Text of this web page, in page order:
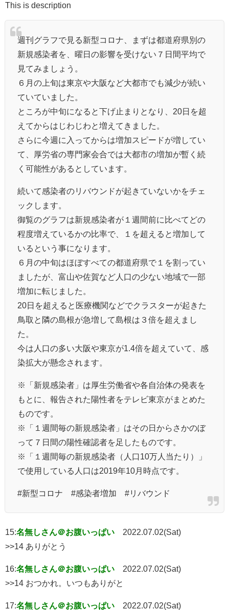
This is description
週刊グラフで見る新型コロナ、まずは都道府県別の
新規感染者を、曜日の影響を受けない７日間平均で
見てみましょう。
６月の上旬は東京や大阪など大都市でも減少が続い
ていていました。
ところが中旬になると下げ止まりとなり、20日を超
えてからはじわじわと増えてきました。
さらに今週に入ってからは増加スピードが増してい
て、厚労省の専門家会合では大都市の増加が暫く続
く可能性があるとしています。
続いて感染者のリバウンドが起きていないかをチェ
ックします。
御覧のグラフは新規感染者が１週間前に比べてどの
程度増えているかの比率で、１を超えると増加して
いるという事になります。
６月の中旬はほぼすべての都道府県で１を割ってい
ましたが、富山や佐賀など人口の少ない地域で一部
増加に転じました。
20日を超えると医療機関などでクラスターが起きた
鳥取と隣の島根が急増して島根は３倍を超えまし
た。
今は人口の多い大阪や東京が1.4倍を超えていて、感
染拡大が懸念されます。
※「新規感染者」は厚生労働省や各自治体の発表を
もとに、報告された陽性者をテレビ東京がまとめた
ものです。
※「１週間毎の新規感染者」はその日からさかのぼ
って７日間の陽性確認者を足したものです。
※「１週間毎の新規感染者（人口10万人当たり）」
で使用している人口は2019年10月時点です。
#新型コロナ #感染者増加 #リバウンド
15:名無しさん＠お腹いっぱい
2022.07.02(Sat)
>>14 ありがとう
16:名無しさん＠お腹いっぱい
2022.07.02(Sat)
>>14 おつかれ。いつもありがと
17:名無しさん＠お腹いっぱい
2022.07.02(Sat)